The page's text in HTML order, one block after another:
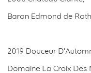
Baron Edmond de
2019 Douceur
Domaine La Croix Des